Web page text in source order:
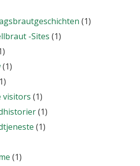
(1)
-Sites (1)
(1)
visitors (1)
(1)
(1)
(1)